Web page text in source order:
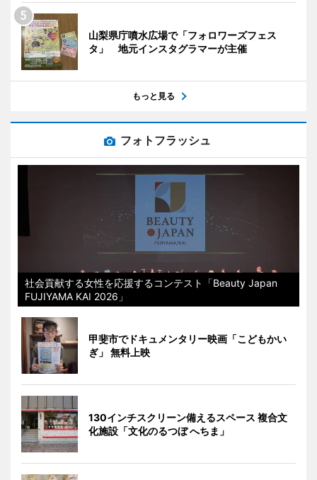
山梨県庁噴水広場で「フォロワーズフェス
タ」 地元インスタグラマーが主催
もっと見る
フォトフラッシュ
社会貢献する女性を応援するコンテスト「Beauty Japan
FUJIYAMA KAI 2026」
甲斐市でドキュメンタリー映画「こどもかい
ぎ」 無料上映
130インチスクリーン備えるスペース 複合文
化施設「文化のるつぼ へちま」